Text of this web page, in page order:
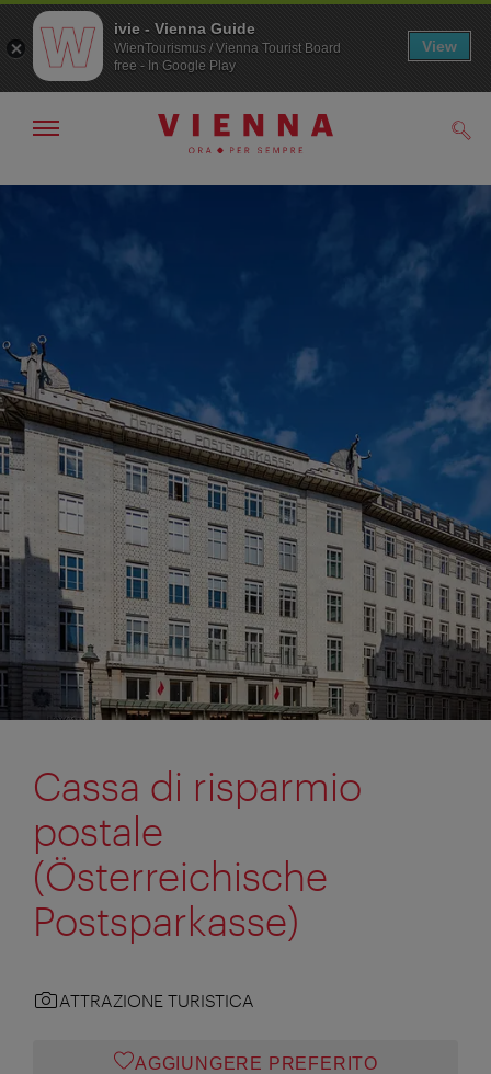
Alla
Al
Mostra/nascondi
Cassa di risparmio
postale
(Österreichische
Postsparkasse)
ATTRAZIONE TURISTICA
AGGIUNGERE PREFERITO
ivie - Vienna Guide
WienTourismus / Vienna Tourist Board
free - In Google Play
View